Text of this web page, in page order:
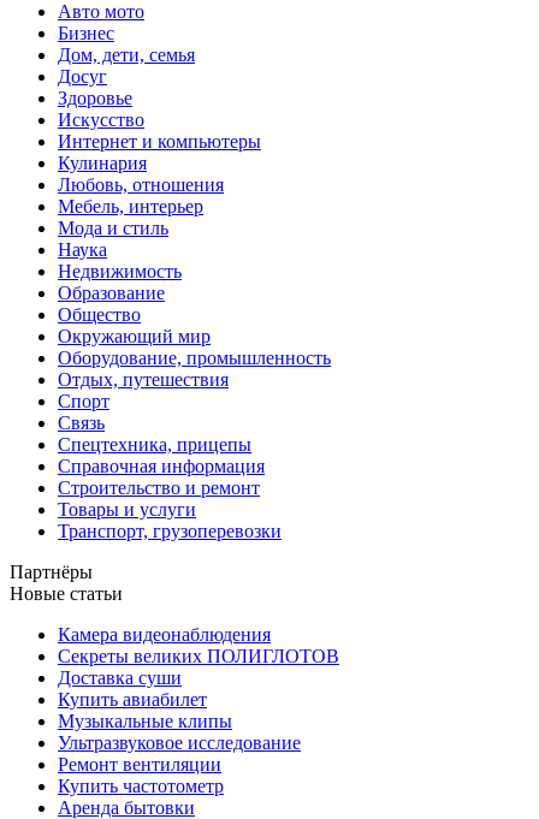
Авто мото
Бизнес
Дом, дети, семья
Досуг
Здоровье
Искусство
Интернет и компьютеры
Кулинария
Любовь, отношения
Мебель, интерьер
Мода и стиль
Наука
Недвижимость
Образование
Общество
Окружающий мир
Оборудование, промышленность
Отдых, путешествия
Спорт
Связь
Спецтехника, прицепы
Справочная информация
Строительство и ремонт
Товары и услуги
Транспорт, грузоперевозки
Партнёры
Новые статьи
Камера видеонаблюдения
Секреты великих ПОЛИГЛОТОВ
Доставка суши
Купить авиабилет
Музыкальные клипы
Ультразвуковое исследование
Ремонт вентиляции
Купить частотометр
Аренда бытовки